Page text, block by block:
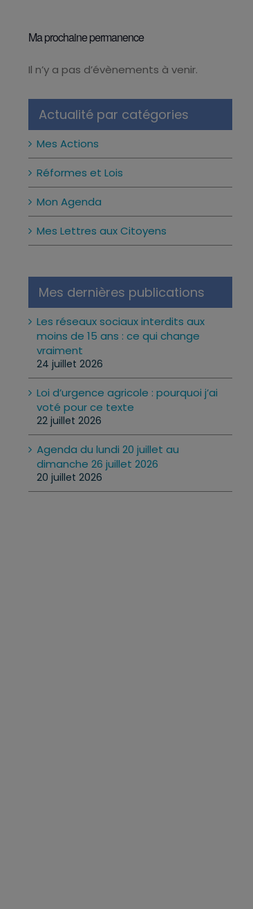
Ma prochaine permanence
Notice
Il n’y a pas d’évènements à venir.
Actualité par catégories
Mes Actions
Réformes et Lois
Mon Agenda
Mes Lettres aux Citoyens
Mes dernières publications
Les réseaux sociaux interdits aux
moins de 15 ans : ce qui change
vraiment
24 juillet 2026
Loi d’urgence agricole : pourquoi j’ai
voté pour ce texte
22 juillet 2026
Agenda du lundi 20 juillet au
dimanche 26 juillet 2026
20 juillet 2026